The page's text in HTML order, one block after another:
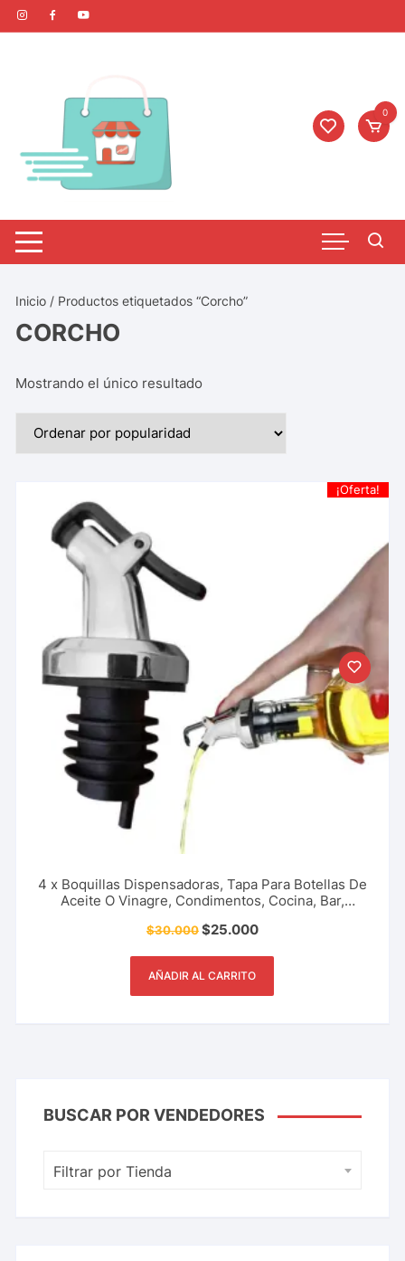
0
Inicio / Productos etiquetados “Corcho”
CORCHO
Mostrando el único resultado
¡Oferta!
4 x Boquillas Dispensadoras, Tapa Para Botellas De
Aceite O Vinagre, Condimentos, Cocina, Bar,
$30.000$25.000
AÑADIR AL CARRITO
BUSCAR POR VENDEDORES
Filtrar por Tienda